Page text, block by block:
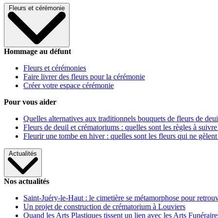
Fleurs et cérémonie
Hommage au défunt
Fleurs et cérémonies
Faire livrer des fleurs pour la cérémonie
Créer votre espace cérémonie
Pour vous aider
Quelles alternatives aux traditionnels bouquets de fleurs de
Fleurs de deuil et crématoriums : quelles sont les règles à
Fleurir une tombe en hiver : quelles sont les fleurs qui ne gèlent
Actualités
Nos actualités
Saint-Juéry-le-Haut : le cimetière se métamorphose pour
Un projet de construction de crématorium à Louviers
Quand les Arts Plastiques tissent un lien avec les Arts